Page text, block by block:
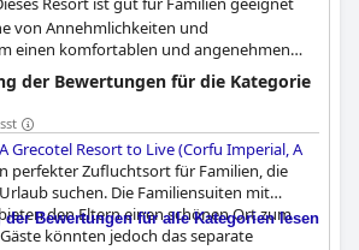
von Annehmlichkeiten und
einen komfortablen und angenehmen
Die Einrichtungen sind sowohl auf
auf Kinder ausgerichtet.
der Bewertungen für die Kategorie
Grecotel Resort to Live (Corfu Imperial, A
perfekter Zufluchtsort für Familien, die
suchen. Die Familiensuiten mit
den Eltern einen schönen Ort zum
könnten jedoch das separate
der Bewertungen für alle Kategorien lesen